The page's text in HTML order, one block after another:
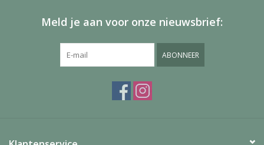
Meld je aan voor onze nieuwsbrief:
ABONNEER